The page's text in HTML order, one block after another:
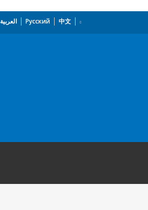
العربية Русский 中文